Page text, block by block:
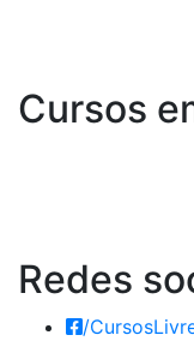
Cursos
Redes
/